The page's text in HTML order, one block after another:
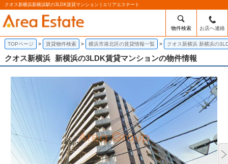
クオス新横浜新横浜駅の3LDK賃貸マンション | エリアエステート
物件検索 お店へ連絡
TOPページ 賃貸物件検索 横浜市港北区の賃貸情報一覧 クオス新横浜 新横浜の
クオス新横浜 新横浜の3LDK賃貸マンションの物件情報